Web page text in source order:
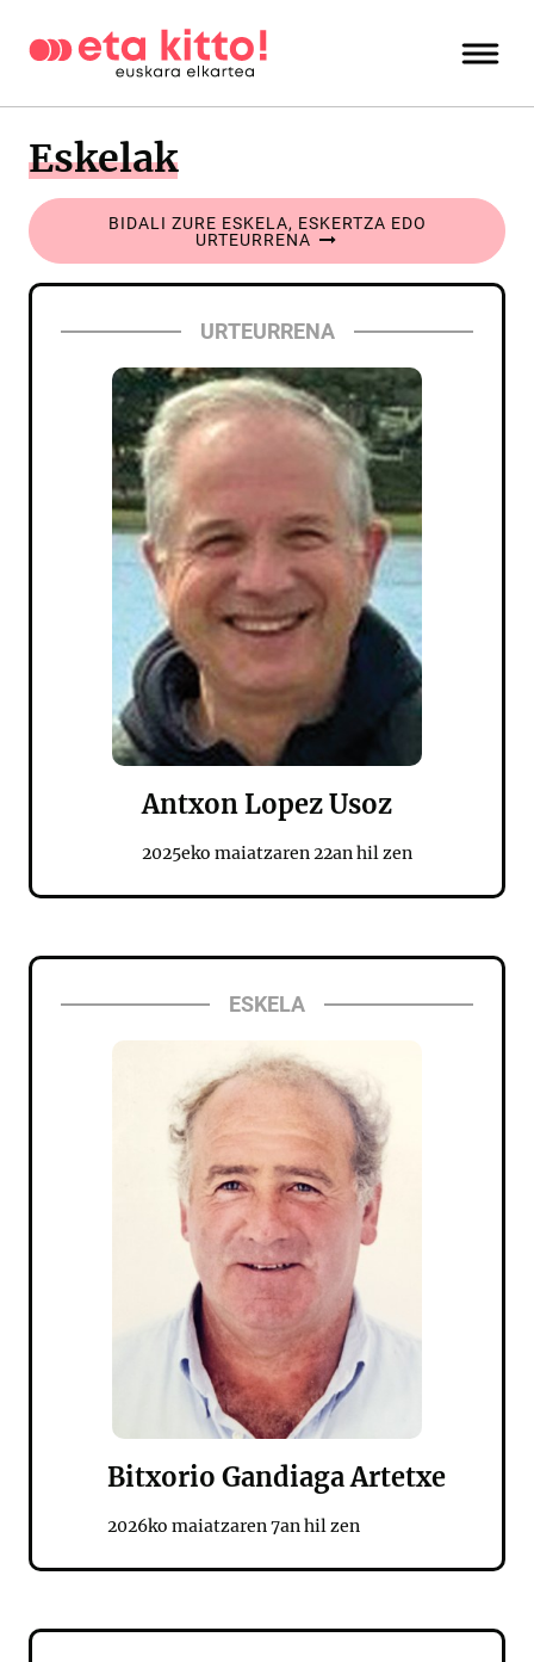
Eskelak
BIDALI ZURE ESKELA, ESKERTZA EDO
URTEURRENA
URTEURRENA
Antxon Lopez Usoz
2025eko maiatzaren 22an hil zen
ESKELA
Bitxorio Gandiaga Artetxe
2026ko maiatzaren 7an hil zen